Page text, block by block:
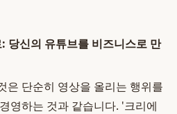
당신의 유튜브를 비즈니스로 만
은 단순히 영상을 올리는 행위를
영하는 것과 같습니다. '크리에